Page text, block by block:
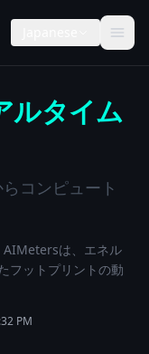
ルタイム
コンピュート
AIMetersは、エネル
フットプリントの動
PM